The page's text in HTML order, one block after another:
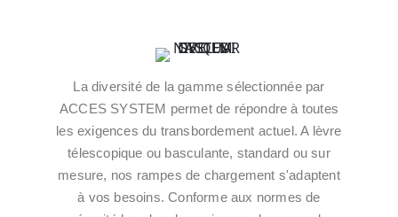
La diversité de la gamme sélectionnée par
ACCES SYSTEM permet de répondre à toutes
les exigences du transbordement actuel. A lèvre
télescopique ou basculante, standard ou sur
mesure, nos rampes de chargement s'adaptent
à vos besoins. Conforme aux normes de